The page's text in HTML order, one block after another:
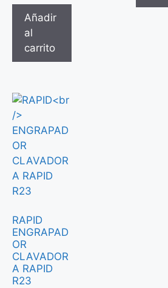
Añadir
al
carrito
RAPID
ENGRAPAD
OR
CLAVADOR
A RAPID
R23